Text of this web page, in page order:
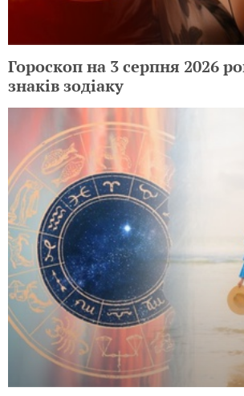
Гороскоп на 3 серпня 2026
знаків зодіаку